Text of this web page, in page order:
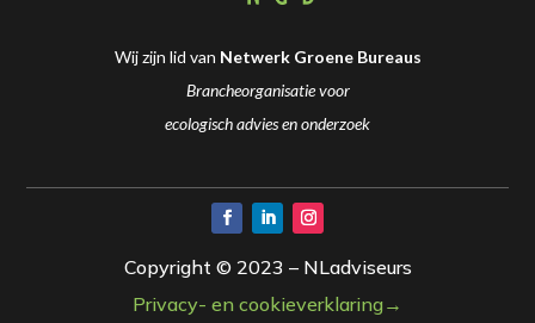
Wij zijn lid van Netwerk Groene Bureaus
Brancheorganisatie voor
ecologisch advies en onderzoek
Copyright © 2023 – NLadviseurs
Privacy- en cookieverklaring→